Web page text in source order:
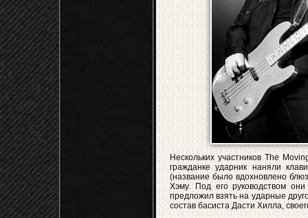
Нескольких участников The
гражданке ударник наняли
(название было вдохновлено
Хэму. Под его руководством
предложил взять на ударные
состав басиста Дасти Хилла,